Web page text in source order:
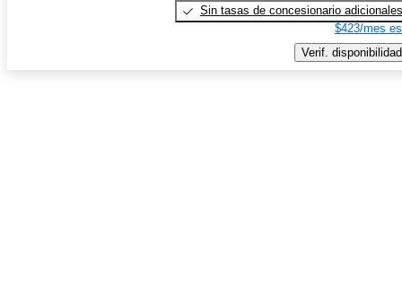
Sin tasas de concesionario adicionales
$423/mes
Verif. disponibilidad